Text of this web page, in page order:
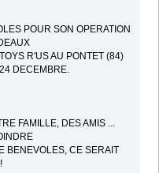
POUR SON OPERATION
R'US AU PONTET (84)
DECEMBRE.
FAMILLE, DES AMIS ...
BENEVOLES, CE SERAIT